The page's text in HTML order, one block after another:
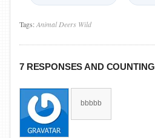
Tags:Animal Deers Wild
7 RESPONSES AND COUNTING
bbbbb